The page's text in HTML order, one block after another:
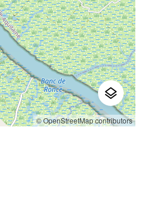
© OpenStreetMap contributors